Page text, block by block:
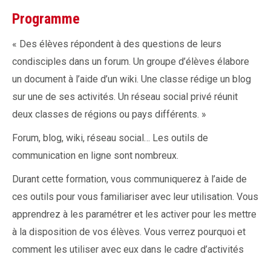
Programme
« Des élèves répondent à des questions de leurs
condisciples dans un forum. Un groupe d’élèves élabore
un document à l’aide d’un wiki. Une classe rédige un blog
sur une de ses activités. Un réseau social privé réunit
deux classes de régions ou pays différents. »
Forum, blog, wiki, réseau social… Les outils de
communication en ligne sont nombreux.
Durant cette formation, vous communiquerez à l’aide de
ces outils pour vous familiariser avec leur utilisation. Vous
apprendrez à les paramétrer et les activer pour les mettre
à la disposition de vos élèves. Vous verrez pourquoi et
comment les utiliser avec eux dans le cadre d’activités